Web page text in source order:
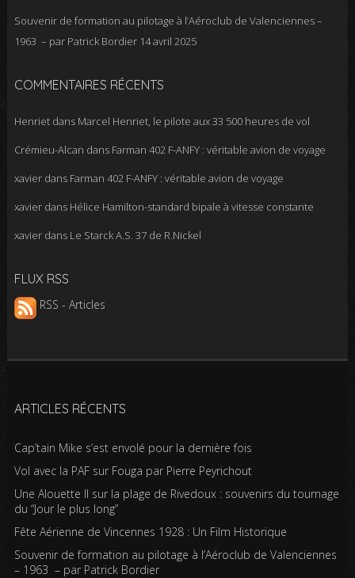
Souvenir de formation au pilotage à l’Aéroclub de Valenciennes –
1963 – par Patrick Bordier 14 avril 2025
COMMENTAIRES RÉCENTS
Henrietdans Marcel Henriet, le pilote aux 33 500 heures de vol
Crémieu-Alcan dans Farman 402 F-ANFY : véritable avion de voyage
xavierdans Farman 402 F-ANFY : véritable avion de voyage
xavierdans Hélice Hamilton-standard bipale à vitesse constante
xavierdans Le Starck A.S. 37 de R.Nickel
FLUX RSS
RSS - Articles
ARTICLES RÉCENTS
Cap’tain Mike s’est envolé pour la dernière fois
Vol avec la PAF sur Fouga par Pierre Peyrichout
Une Alouette II sur la plage de Rivedoux : souvenirs du tournage
du “Jour le plus long”
Fête Aérienne de Vincennes 1928 : Un Film Historique
Souvenir de formation au pilotage à l’Aéroclub de Valenciennes
– 1963 – par Patrick Bordier